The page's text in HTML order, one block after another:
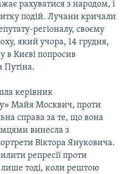
рахуватися з народом, і
подій. Лучани кричали
регіоналу, своєму
який учора, 14 грудня,
в Києві попросив
Путіна.
керівник
Майя Москвич, проти
справа за те, що вона
винесла з
Віктора Януковича.
репресії проти
лише тоді, коли рештою